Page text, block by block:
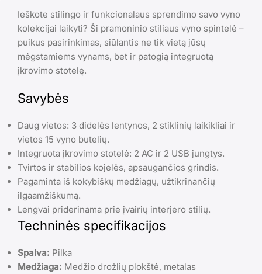
Ieškote stilingo ir funkcionalaus sprendimo savo vyno
kolekcijai laikyti? Ši pramoninio stiliaus vyno spintelė –
puikus pasirinkimas, siūlantis ne tik vietą jūsų
mėgstamiems vynams, bet ir patogią integruotą
įkrovimo stotelę.
Savybės
Daug vietos: 3 didelės lentynos, 2 stiklinių laikikliai ir
vietos 15 vyno butelių.
Integruota įkrovimo stotelė: 2 AC ir 2 USB jungtys.
Tvirtos ir stabilios kojelės, apsaugančios grindis.
Pagaminta iš kokybiškų medžiagų, užtikrinančių
ilgaamžiškumą.
Lengvai priderinama prie įvairių interjero stilių.
Techninės specifikacijos
Spalva: Pilka
Medžiaga: Medžio drožlių plokštė, metalas